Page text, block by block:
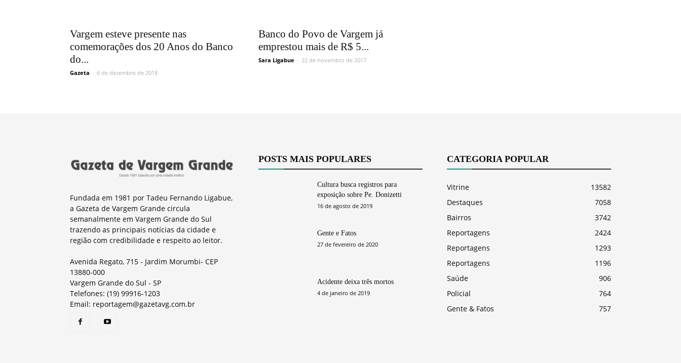
Vargem esteve presente nas
comemorações dos 20 Anos do Banco
do...
Gazeta - 6 de dezembro de 2018
Banco do Povo de Vargem já
emprestou mais de R$ 5...
Sara Ligabue - 22 de novembro de 2017
Fundada em 1981 por Tadeu Fernando Ligabue,
a Gazeta de Vargem Grande circula
semanalmente em Vargem Grande do Sul
trazendo as principais notícias da cidade e
região com credibilidade e respeito ao leitor.
Avenida Regato, 715 - Jardim Morumbi- CEP
13880-000
Vargem Grande do Sul - SP
Telefones: (19) 99916-1203
Email: reportagem@gazetavg.com.br
POSTS MAIS POPULARES
Cultura busca registros para
exposição sobre Pe. Donizetti
16 de agosto de 2019
Gente e Fatos
27 de fevereiro de 2020
Acidente deixa três mortos
4 de janeiro de 2019
CATEGORIA POPULAR
Vitrine
13582
Destaques
7058
Bairros
3742
Reportagens
2424
Reportagens
1293
Reportagens
1196
Saúde
906
Policial
764
Gente & Fatos
757